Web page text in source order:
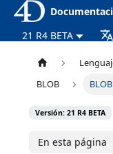
21 R4 BETA
BLOB
Versión: 21 R4 BETA
En esta página